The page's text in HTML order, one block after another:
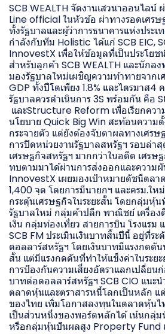
SCB WEALTH จัดงานเสวนาออนไลน์
Line official ในหัวข้อ ผ่าทางรอดเศร
ทั้งรัฐบาลและผู้ว่าการธนาคารแห่งประ
กำลังกับทีม Holistic ได้แก่ SCB EIC,
InnovestX เพื่อให้ข้อมูลที่เป็นประโย
สำหรับลูกค้า SCB WEALTH และนักล
มองรัฐบาลใหม่เผชิญความท้าทายจาก
GDP ทั้งปีโตเพียง 1.8% และไตรมาส4
รัฐบาลควรดำเนินการ 3S พร้อมกัน คื
และStructure Reform เพื่อเรียกคว
นโยบาย Quick Big Win สะท้อนความ
กระจายตัว แต่ยังต้องจับตาผลทางเศร
การปิดหน่วยงานรัฐบาลสหรัฐฯ รอบล่าสุ
เศรษฐกิจสหรัฐฯ มากกว่าในอดีต เศรษ
ทบตามมาได้ผ่านการส่งออกและความ
InnovestX เผยมองเป้าหมายดัชนีตล
1,400 จุด โดยการมีนายกฯ และครม.ให
กระตุ้นเศรษฐกิจในระยะสั้น โดยกลุ่มหุ้
รัฐบาลใหม่ กลุ่มค้าปลีก พาณิชย์ เครื่อง
เงิน กลุ่มท่องเที่ยว สายการบิน โรงแรม
SCB FM ประเมินเงินบาทสิ้นปีนี้ อยู่ที่ร
ดอลลาร์สหรัฐฯ โดยเงินบาทมีแรงกดดั
สั้น แต่มีแรงกดดันที่ทำให้แข็งค่าในระย
การป้องกันความเสี่ยงอัตราแลกเปลี่ย
บาทต่อดอลลาร์สหรัฐฯ SCB CIO แนะ
ตลาดหุ้นและตราสารหนี้โลกเป็นหลัก แ
ของไทย เพิ่มโอกาสลงทุนในตลาดหุ้นไ
เป็นส่วนหนึ่งของพอร์ตหลักได้ เน้นกลุ่ม
หรือกลุ่มหุ้นปันผลสูง Property Fund